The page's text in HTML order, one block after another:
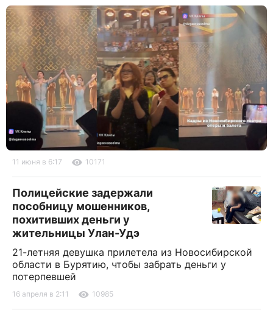
11 июня в 6:17 10171
Полицейские задержали
пособницу мошенников,
похитивших деньги у
жительницы Улан-Удэ
21-летняя девушка прилетела из Новосибирской
области в Бурятию, чтобы забрать деньги у
потерпевшей
16 апреля в 2:11 10985